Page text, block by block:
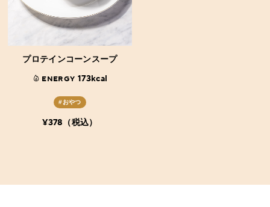
プロテインコーンスープ
ENERGY 173kcal
#おやつ
¥378（税込）